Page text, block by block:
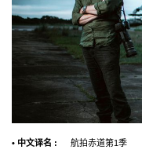
• 中文译名 : 航拍赤道第1季